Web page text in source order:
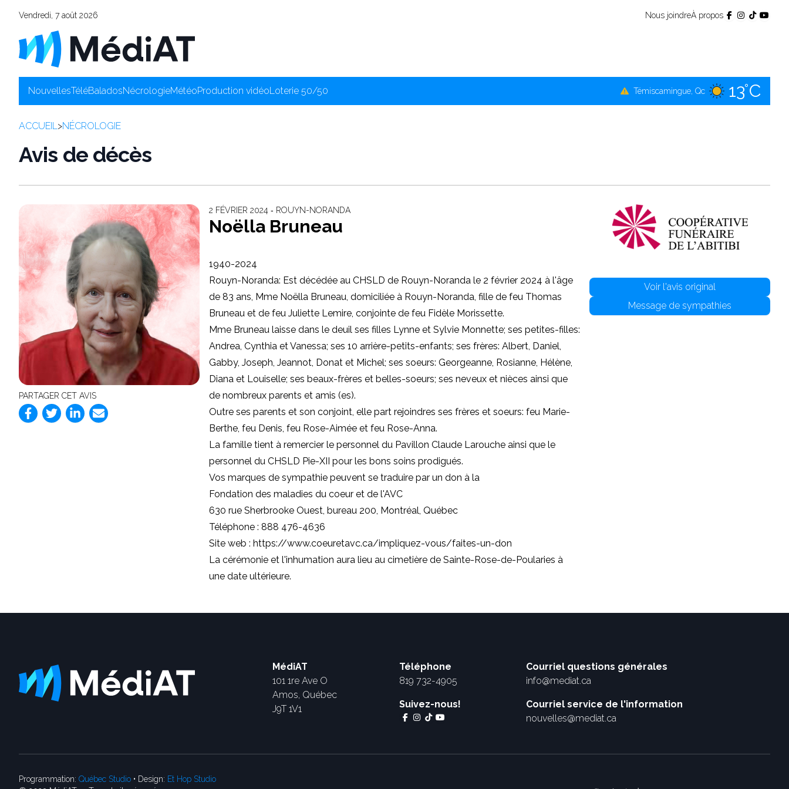
Vendredi, 7 août 2026 Nous joindreÀ propos
NouvellesTéléBaladosNécrologieMétéoProduction vidéoLoterie 50/50 Témiscamingue, Qc 13°C
Amos, Qc 15°C
ACCUEIL>NÉCROLOGIE
Avis de décès
PARTAGER CET AVIS
2 FÉVRIER 2024 ‐ ROUYN-NORANDA
Noëlla Bruneau
1940-2024
Rouyn-Noranda: Est décédée au CHSLD de Rouyn-Noranda le 2 février 2024 à l'âge
de 83 ans, Mme Noëlla Bruneau, domiciliée à Rouyn-Noranda, fille de feu Thomas
Bruneau et de feu Juliette Lemire, conjointe de feu Fidèle Morissette.
Mme Bruneau laisse dans le deuil ses filles Lynne et Sylvie Monnette; ses petites-filles:
Andrea, Cynthia et Vanessa; ses 10 arrière-petits-enfants; ses frères: Albert, Daniel,
Gabby, Joseph, Jeannot, Donat et Michel; ses soeurs: Georgeanne, Rosianne, Hélène,
Diana et Louiselle; ses beaux-frères et belles-soeurs; ses neveux et nièces ainsi que
de nombreux parents et amis (es).
Outre ses parents et son conjoint, elle part rejoindres ses frères et soeurs: feu Marie-
Berthe, feu Denis, feu Rose-Aimée et feu Rose-Anna.
La famille tient à remercier le personnel du Pavillon Claude Larouche ainsi que le
personnel du CHSLD Pie-XII pour les bons soins prodigués.
Vos marques de sympathie peuvent se traduire par un don à la
Fondation des maladies du coeur et de l'AVC
630 rue Sherbrooke Ouest, bureau 200, Montréal, Québec
Téléphone : 888 476-4636
Site web : https://www.coeuretavc.ca/impliquez-vous/faites-un-don
La cérémonie et l'inhumation aura lieu au cimetière de Sainte-Rose-de-Poularies à
une date ultérieure.
Voir l'avis original
Message de sympathies
MédiAT
101 1re Ave O
Amos, Québec
J9T 1V1
Téléphone
819 732-4905
Suivez-nous!
Courriel questions générales
info@mediat.ca
Courriel service de l'information
nouvelles@mediat.ca
Programmation: Québec Studio • Design: Et Hop Studio